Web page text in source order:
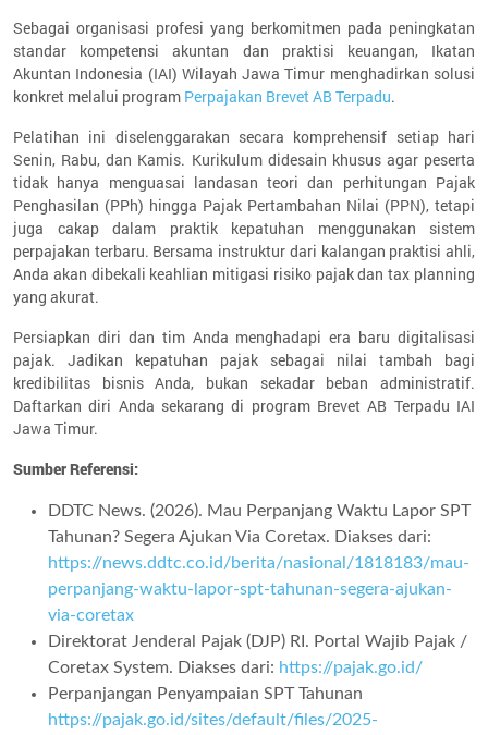
Sebagai organisasi profesi yang berkomitmen pada peningkatan
standar kompetensi akuntan dan praktisi keuangan, Ikatan
Akuntan Indonesia (IAI) Wilayah Jawa Timur menghadirkan solusi
konkret melalui program Perpajakan Brevet AB Terpadu.
Pelatihan ini diselenggarakan secara komprehensif setiap hari
Senin, Rabu, dan Kamis. Kurikulum didesain khusus agar peserta
tidak hanya menguasai landasan teori dan perhitungan Pajak
Penghasilan (PPh) hingga Pajak Pertambahan Nilai (PPN), tetapi
juga cakap dalam praktik kepatuhan menggunakan sistem
perpajakan terbaru. Bersama instruktur dari kalangan praktisi ahli,
Anda akan dibekali keahlian mitigasi risiko pajak dan tax planning
yang akurat.
Persiapkan diri dan tim Anda menghadapi era baru digitalisasi
pajak. Jadikan kepatuhan pajak sebagai nilai tambah bagi
kredibilitas bisnis Anda, bukan sekadar beban administratif.
Daftarkan diri Anda sekarang di program Brevet AB Terpadu IAI
Jawa Timur.
Sumber Referensi:
DDTC News. (2026). Mau Perpanjang Waktu Lapor SPT
Tahunan? Segera Ajukan Via Coretax. Diakses dari:
https://news.ddtc.co.id/berita/nasional/1818183/mau-
perpanjang-waktu-lapor-spt-tahunan-segera-ajukan-
via-coretax
Direktorat Jenderal Pajak (DJP) RI. Portal Wajib Pajak /
Coretax System. Diakses dari: https://pajak.go.id/
Perpanjangan Penyampaian SPT Tahunan
https://pajak.go.id/sites/default/files/2025-